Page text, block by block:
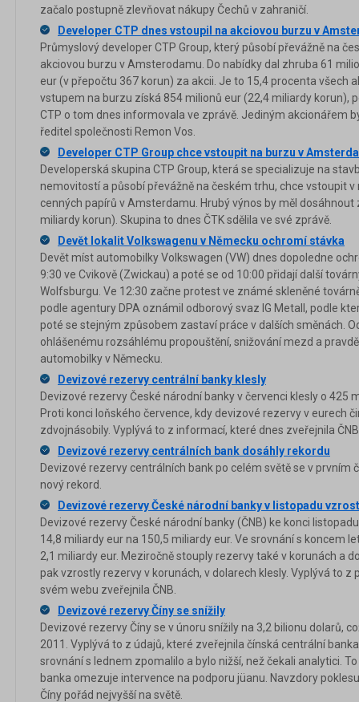
začalo postupně zlevňovat nákupy Čechů v zahraničí.
Developer CTP dnes vstoupil na akciovou burzu v
Průmyslový developer CTP Group, který působí převážně na
akciovou burzu v Amsterodamu. Do nabídky dal zhruba 61
eur (v přepočtu 367 korun) za akcii. Je to 15,4 procenta všech
vstupem na burzu získá 854 milionů eur (22,4 miliardy korun),
CTP o tom dnes informovala ve zprávě. Jediným akcionářem
ředitel společnosti Remon Vos.
Developer CTP Group chce vstoupit na burzu v
Developerská skupina CTP Group, která se specializuje na
nemovitostí a působí převážně na českém trhu, chce vstoupit
cenných papírů v Amsterdamu. Hrubý výnos by měl
miliardy korun). Skupina to dnes ČTK sdělila ve své zprávě.
Devět lokalit Volkswagenu v Německu ochromí stávka
Devět míst automobilky Volkswagen (VW) dnes dopoledne
9:30 ve Cvikově (Zwickau) a poté se od 10:00 přidají další
Wolfsburgu. Ve 12:30 začne protest ve známé skleněné
podle agentury DPA oznámil odborový svaz IG Metall, podle
poté se stejným způsobem zastaví práce v dalších směnách.
ohlášenému rozsáhlému propouštění, snižování mezd a
automobilky v Německu.
Devizové rezervy centrální banky klesly
Devizové rezervy České národní banky v červenci klesly o 425
Proti konci loňského července, kdy devizové rezervy v eurech
zdvojnásobily. Vyplývá to z informací, které dnes zveřejnila
Devizové rezervy centrálních bank dosáhly rekordu
Devizové rezervy centrálních bank po celém světě se v prvním
nový rekord.
Devizové rezervy České národní banky v listopadu
Devizové rezervy České národní banky (ČNB) ke konci
14,8 miliardy eur na 150,5 miliardy eur. Ve srovnání s koncem
2,1 miliardy eur. Meziročně stouply rezervy také v korunách a
pak vzrostly rezervy v korunách, v dolarech klesly. Vyplývá to z
svém webu zveřejnila ČNB.
Devizové rezervy Číny se snížily
Devizové rezervy Číny se v únoru snížily na 3,2 bilionu dolarů,
2011. Vyplývá to z údajů, které zveřejnila čínská centrální
srovnání s lednem zpomalilo a bylo nižší, než čekali analytici.
banka omezuje intervence na podporu jüanu. Navzdory
Číny pořád nejvyšší na světě.